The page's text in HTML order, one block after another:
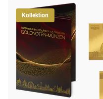
Kollektion